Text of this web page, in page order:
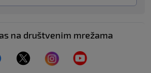
na društvenim mrežama